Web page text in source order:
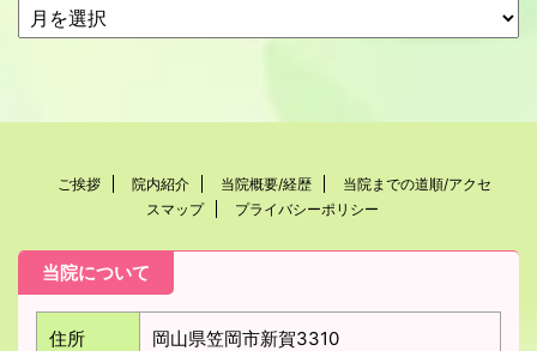
ご挨拶 院内紹介 当院概要/経歴
当院までの道順/アクセ
スマップ
プライバシーポリシー
当院について
住所 岡山県笠岡市新賀3310